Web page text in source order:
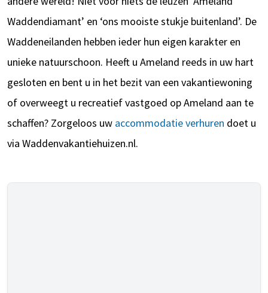
Waddendiamant’ en ‘ons mooiste stukje buitenland’. De
Waddeneilanden hebben ieder hun eigen karakter en
unieke natuurschoon. Heeft u Ameland reeds in uw hart
gesloten en bent u in het bezit van een vakantiewoning
of overweegt u recreatief vastgoed op Ameland aan te
schaffen? Zorgeloos uw accommodatie verhuren doet u
via Waddenvakantiehuizen.nl.